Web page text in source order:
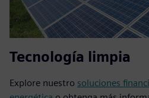
financieras para tecnología de
Más información